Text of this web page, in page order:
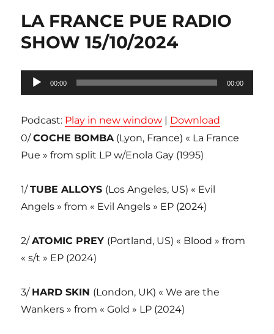
LA FRANCE PUE RADIO
SHOW 15/10/2024
Lecteur
audio
00:00 00:00
Podcast: Play in new window | Download
0/COCHE BOMBA(Lyon, France) « La France
Pue » from split LP w/Enola Gay (1995)
1/TUBE ALLOYS (Los Angeles, US) « Evil
Angels » from « Evil Angels » EP (2024)
2/ATOMIC PREY (Portland, US) « Blood » from
« s/t » EP (2024)
3/ HARD SKIN (London, UK) « We are the
Wankers » from « Gold » LP (2024)